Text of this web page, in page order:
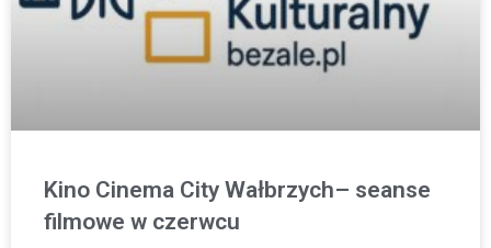
Kino Cinema City Wałbrzych– seanse
filmowe w czerwcu